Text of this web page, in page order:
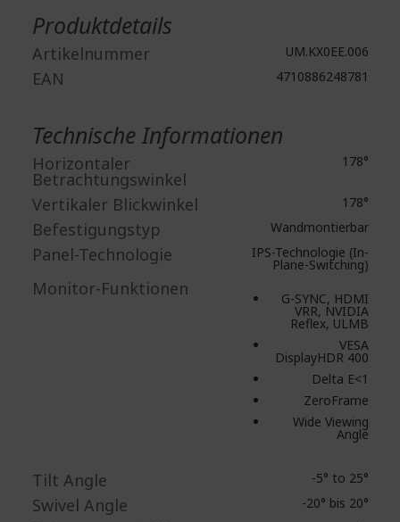
Produktdetails
Artikelnummer UM.KX0EE.006
EAN 4710886248781
Technische Informationen
Horizontaler
Betrachtungswinkel
178°
Vertikaler Blickwinkel 178°
Befestigungstyp Wandmontierbar
Panel-Technologie IPS-Technologie (In-
Plane-Switching)
Monitor-Funktionen G-SYNC, HDMI
VRR, NVIDIA
Reflex, ULMB
VESA
DisplayHDR 400
Delta E<1
ZeroFrame
Wide Viewing
Angle
Tilt Angle -5° to 25°
Swivel Angle -20° bis 20°